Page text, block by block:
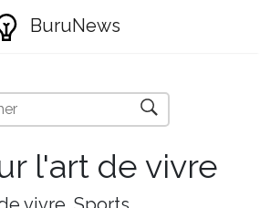
BuruNews
l'art de vivre